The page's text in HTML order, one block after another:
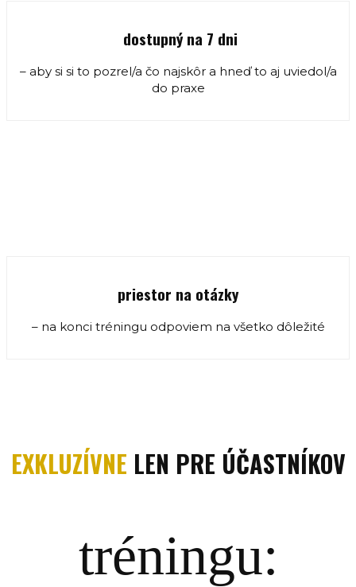
dostupný na 7 dni
– aby si si to pozrel/a čo najskôr a hneď to aj uviedol/a
do praxe
priestor na otázky
– na konci tréningu odpoviem na všetko dôležité
EXKLUZÍVNE LEN PRE ÚČASTNÍKOV
tréningu: